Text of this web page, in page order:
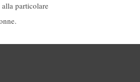
particolare